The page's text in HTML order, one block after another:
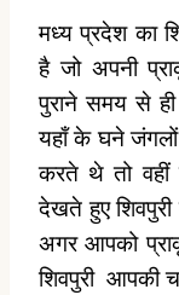
मध्य प्रदेश का
है जो अपनी
पुराने समय से ही
यहाँ के घने
करते थे तो वहीं
देखते हुए शिवपुरी
अगर आपको
शिवपुरी आपकी